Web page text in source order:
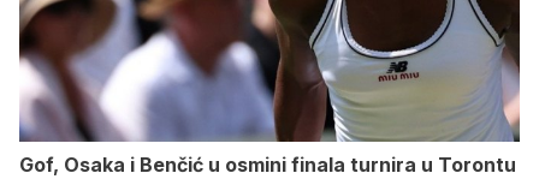
Gof, Osaka i Benčić u osmini finala turnira u Torontu